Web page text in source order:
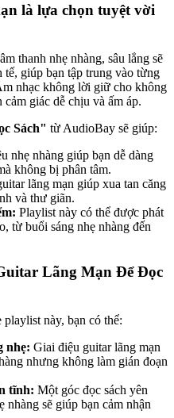
là lựa chọn tuyệt vời
thanh nhẹ nhàng, sâu lắng sẽ
giúp bạn tập trung vào từng
nhạc không lời giữ cho không
giác dễ chịu và ấm áp.
Sách" từ AudioBay sẽ giúp:
nhẹ nhàng giúp bạn dễ dàng
không bị phân tâm.
lãng mạn giúp xua tan căng
và thư giãn.
Playlist này có thể được phát
từ buổi sáng nhẹ nhàng đến
Lãng Mạn Để Đọc
này, bạn có thể:
nhẹ: Giai điệu guitar lãng mạn
nhưng không làm gián đoạn
tĩnh: Một góc đọc sách yên
nhàng sẽ giúp bạn cảm nhận